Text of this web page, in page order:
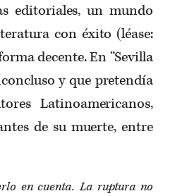
editoriales, un mundo
con éxito (léase:
decente. En “Sevilla
y que pretendía
Latinoamericanos,
de su muerte, entre
en cuenta. La ruptura no